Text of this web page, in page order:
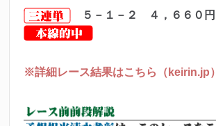
５－１－２ ４，６６０円
※詳細レース結果はこちら（keirin.jp）